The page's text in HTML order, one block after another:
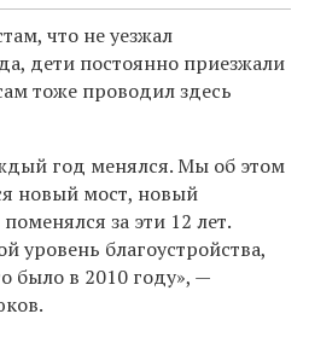
что не уезжал
дети постоянно приезжали
тоже проводил здесь
год менялся. Мы об этом
новый мост, новый
за эти 12 лет.
уровень благоустройства,
было в 2010 году», —